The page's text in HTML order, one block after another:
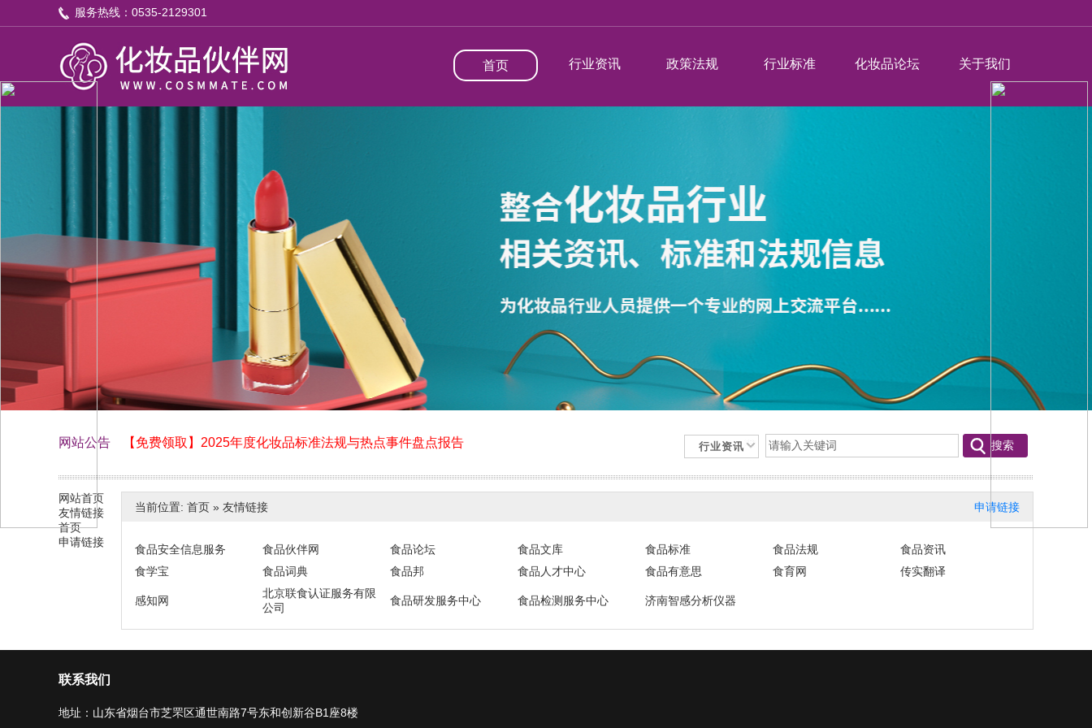
服务热线：0535-2129301
首页 行业资讯 政策法规 行业标准 化妆品论坛 关于我们
网站公告 【免费领取】2025年度化妆品标准法规与热点事件盘点报告
化妆品伙伴网网站上线了！
网站首页
友情链接
首页
申请链接
申请链接
当前位置: 首页 » 友情链接
食品安全信息服务 食品伙伴网 食品论坛 食品文库 食品标准 食品法规
食品资讯
食学宝
食品词典 食品邦 食品人才中心 食品有意思 食育网 传实翻译
感知网
北京联食认证服务有限
公司
食品研发服务中心 食品检测服务中心 济南智感分析仪器
联系我们
地址：山东省烟台市芝罘区通世南路7号东和创新谷B1座8楼